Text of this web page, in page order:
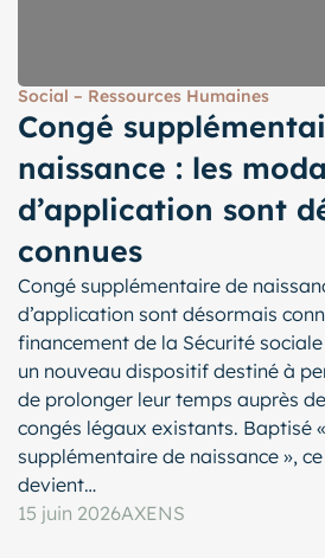
Social – Ressources Humaines
Congé
naissance : les
d’application sont
connues
Congé supplémentaire de
d’application sont désormais
financement de la Sécurité
un nouveau dispositif destiné à
de prolonger leur temps auprès
congés légaux existants. Baptisé
supplémentaire de naissance »,
devient…
15 juin 2026AXENS